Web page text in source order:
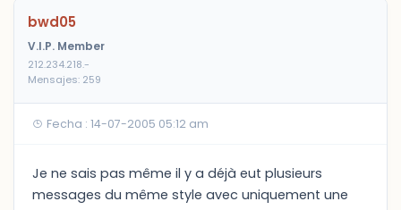
bwd05
V.I.P. Member
212.234.218.-
Mensajes: 259
Fecha : 14-07-2005 05:12 am
Je ne sais pas même il y a déjà eut plusieurs
messages du même style avec uniquement une